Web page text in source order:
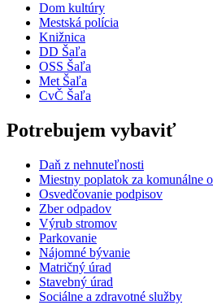
Dom kultúry
Mestská polícia
Knižnica
DD Šaľa
OSS Šaľa
Met Šaľa
CvČ Šaľa
Potrebujem vybaviť
Daň z nehnuteľnosti
Miestny poplatok za komunálne
Osvedčovanie podpisov
Zber odpadov
Výrub stromov
Parkovanie
Nájomné bývanie
Matričný úrad
Stavebný úrad
Sociálne a zdravotné služby